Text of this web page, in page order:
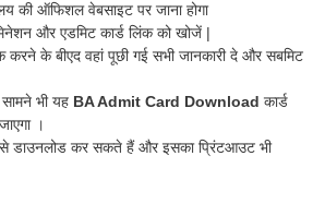
की ऑफिशल वेबसाइट पर जाना होगा
और एडमिट कार्ड लिंक को खोजें |
के बीएद वहां पूछी गई सभी जानकारी दे और सबमिट
भी यह BA Admit Card Download कार्ड
।
डाउनलोड कर सकते हैं और इसका प्रिंटआउट भी